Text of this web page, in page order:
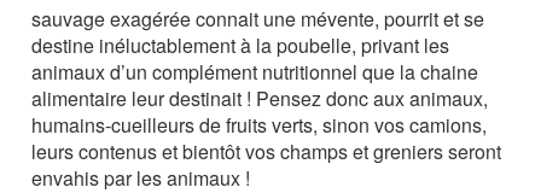
sauvage exagérée connait une mévente, pourrit et se
destine inéluctablement à la poubelle, privant les
animaux d’un complément nutritionnel que la chaine
alimentaire leur destinait ! Pensez donc aux animaux,
humains-cueilleurs de fruits verts, sinon vos camions,
leurs contenus et bientôt vos champs et greniers seront
envahis par les animaux !